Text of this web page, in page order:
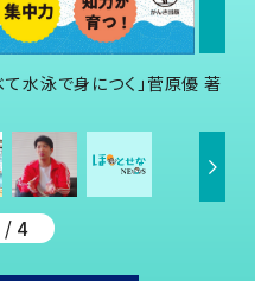
水泳で身につく」菅原優 著
/ 4